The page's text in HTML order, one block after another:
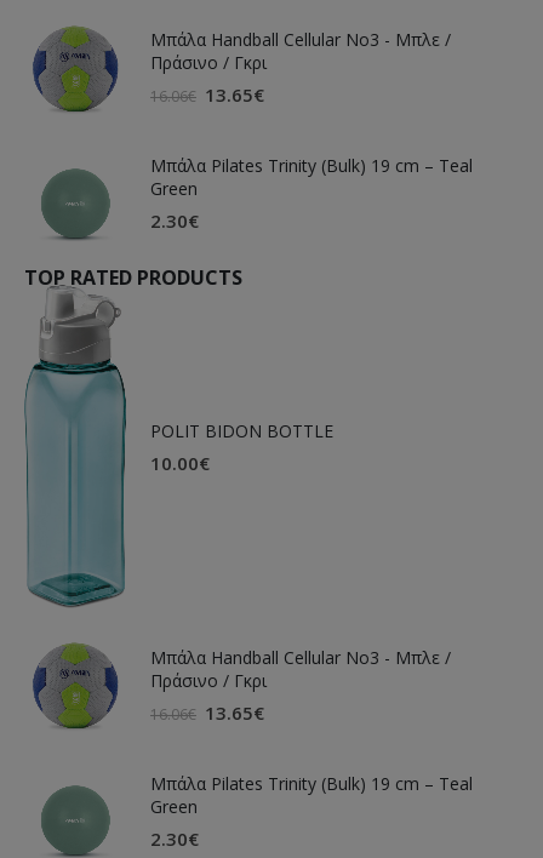
Μπάλα Handball Cellular Νο3 - Μπλε /
Πράσινο / Γκρι
16.06€ 13.65€
Μπάλα Pilates Trinity (Bulk) 19 cm – Teal
Green
2.30€
TOP RATED PRODUCTS
POLIT BIDON BOTTLE
10.00€
Μπάλα Handball Cellular Νο3 - Μπλε /
Πράσινο / Γκρι
16.06€ 13.65€
Μπάλα Pilates Trinity (Bulk) 19 cm – Teal
Green
2.30€